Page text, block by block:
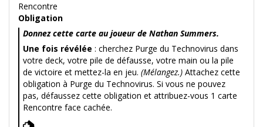
Rencontre
Obligation
Donnez cette carte au joueur de Nathan Summers.
Une fois révélée : cherchez Purge du Technovirus dans
votre deck, votre pile de défausse, votre main ou la pile
de victoire et mettez-la en jeu. (Mélangez.) Attachez cette
obligation à Purge du Technovirus. Si vous ne pouvez
pas, défaussez cette obligation et attribuez-vous 1 carte
Rencontre face cachée.